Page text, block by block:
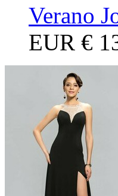
Verano
EUR €